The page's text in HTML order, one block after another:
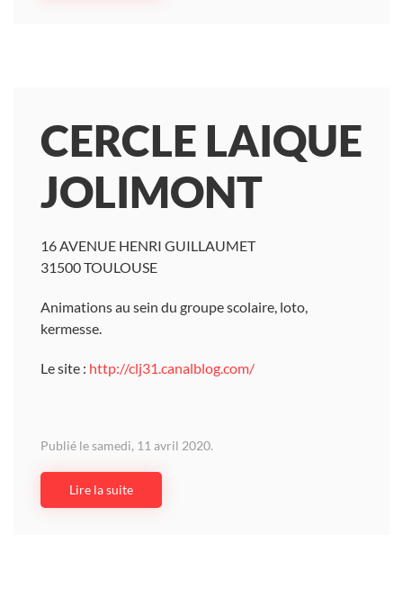
CERCLE LAIQUE
JOLIMONT
16 AVENUE HENRI GUILLAUMET
31500 TOULOUSE
Animations au sein du groupe scolaire, loto,
kermesse.
Le site : http://clj31.canalblog.com/
Publié le samedi, 11 avril 2020.
Lire la suite